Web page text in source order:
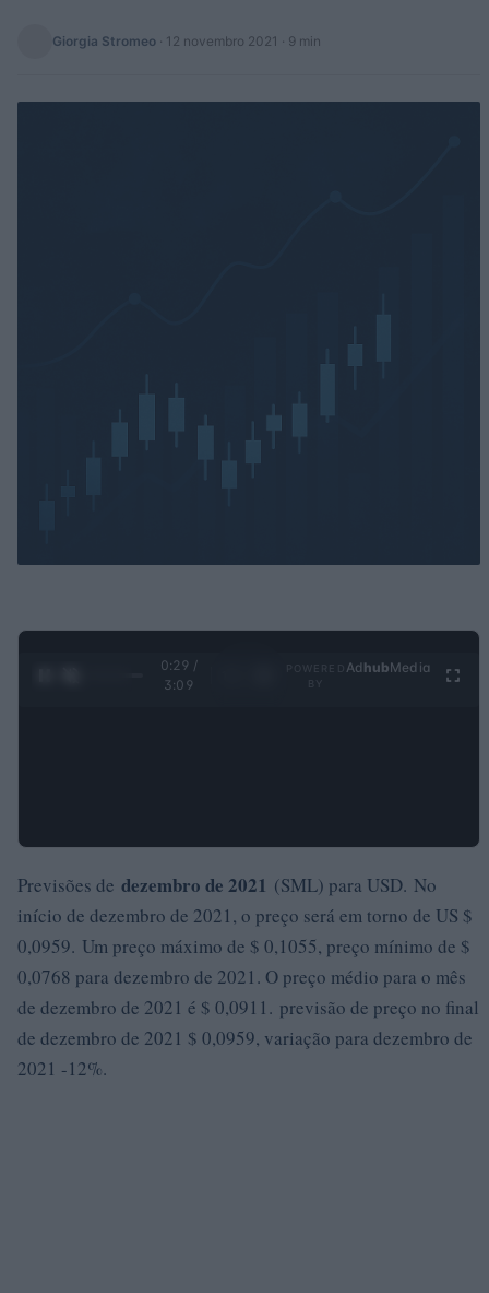
Giorgia Stromeo · 12 novembro 2021 · 9 min
0:30 /
3:09
Ad hubMedia
Previsões de dezembro de 2021 (SML) para USD. No
início de dezembro de 2021, o preço será em torno de US $
0,0959. Um preço máximo de $ 0,1055, preço mínimo de $
0,0768 para dezembro de 2021. O preço médio para o mês
de dezembro de 2021 é $ 0,0911. previsão de preço no final
de dezembro de 2021 $ 0,0959, variação para dezembro de
2021 -12%.